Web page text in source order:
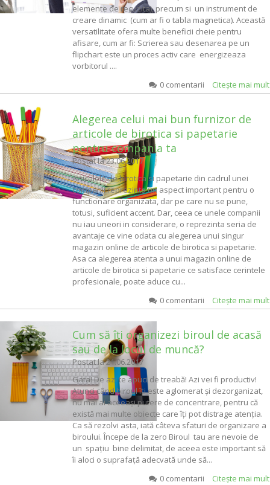
elemente de recuzita), precum si un instrument de
creare dinamic (cum ar fi o tabla magnetica). Această
versatilitate ofera multe beneficii cheie pentru
afisare, cum ar fi: Scrierea sau desenarea pe un
flipchart este un proces activ care energizeaza
vorbitorul ....
0 comentarii
Citeşte mai
Alegerea celui mai bun furnizor de
articole de birotica si papetarie
pentru compania ta
Postat la23.06.2017
Articolele de birotica si papetarie din cadrul unei
companii reprezinta un aspect important pentru o
functionare organizata, dar pe care nu se pune,
totusi, suficient accent. Dar, ceea ce unele companii
nu iau uneori in considerare, o reprezinta seria de
avantaje ce vine odata cu alegerea unui singur
magazin online de articole de birotica si papetarie.
Asa ca alegerea atenta a unui magazin online de
articole de birotica si papetarie ce satisface cerintele
profesionale, poate aduce cu...
0 comentarii
Citeşte mai
Cum să îți organizezi biroul de acasă
sau de la locul de muncă?
Postat la21.06.2017
Gata! De azi te apuci de treabă! Azi vei fi productiv!
Atunci când biroul îți este aglomerat și dezorganizat,
nu mai ai aceeași putere de concentrare, pentru că
există mai multe obiecte care îți pot distrage atenția.
Ca să rezolvi asta, iată câteva sfaturi de organizare a
biroului. Începe de la zero Biroul tau are nevoie de
un spațiu bine delimitat, de aceea este important să
îi aloci o suprafață adecvată unde să...
0 comentarii
Citeşte mai